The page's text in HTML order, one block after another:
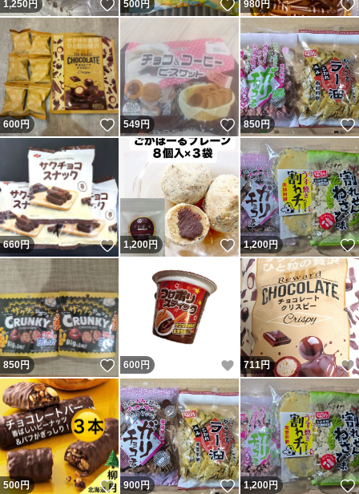
1,250円 いいね！
500円 いいね！
980円
600円 いいね！
549円 いいね！
850円
660円 いいね！
1,200円 いいね！
1,200円
850円 いいね！
600 円 いいね！
711円
500円 いいね！
900円 いいね！
1,200円